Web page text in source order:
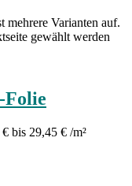
mehrere Varianten auf.
gewählt werden
Folie
€ bis 29,45 € /m²